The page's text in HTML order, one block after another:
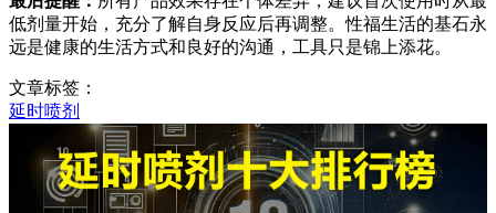
低剂量开始，充分了解自身反应后再调整。性福生活的基石永
远是健康的生活方式和良好的沟通，工具只是锦上添花。
文章标签：
延时喷剂